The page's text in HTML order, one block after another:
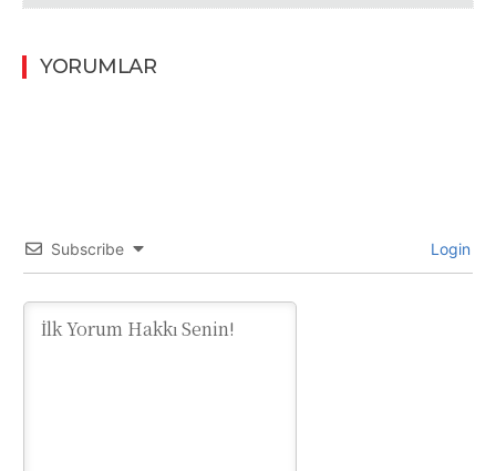
YORUMLAR
Subscribe Login